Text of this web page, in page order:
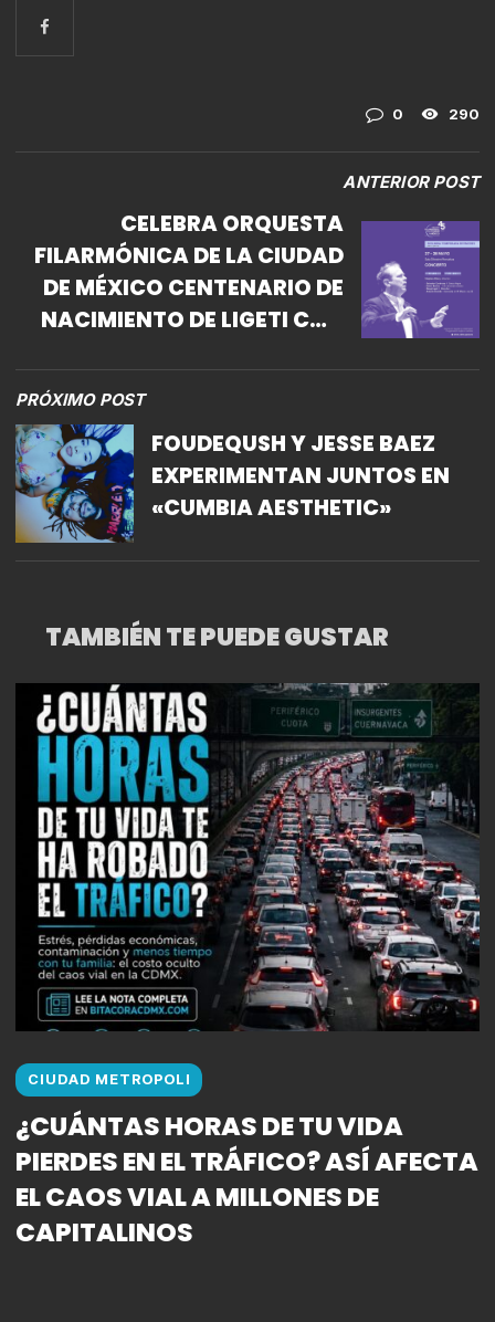
0 290
ANTERIOR POST
CELEBRA ORQUESTA
FILARMÓNICA DE LA CIUDAD
DE MÉXICO CENTENARIO DE
NACIMIENTO DE LIGETI CON
PRÓXIMO POST
FOUDEQUSH Y JESSE BAEZ
EXPERIMENTAN JUNTOS EN
«CUMBIA AESTHETIC»
TAMBIÉN TE PUEDE GUSTAR
CIUDAD METROPOLI
¿CUÁNTAS HORAS DE TU VIDA
PIERDES EN EL TRÁFICO? ASÍ AFECTA
EL CAOS VIAL A MILLONES DE
CAPITALINOS